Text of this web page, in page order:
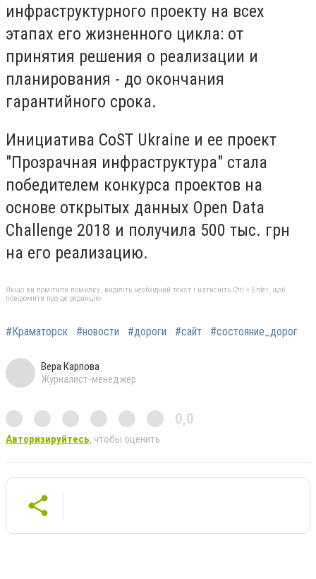
инфраструктурного проекту на всех
этапах его жизненного цикла: от
принятия решения о реализации и
планирования - до окончания
гарантийного срока.
Инициатива CoST Ukraine и ее проект
"Прозрачная инфраструктура" стала
победителем конкурса проектов на
основе открытых данных Open Data
Challenge 2018 и получила 500 тыс. грн
на его реализацию.
Якщо ви помітили помилку, виділіть необхідний текст і натисніть Ctrl + Enter, щоб
повідомити про це редакцію
#Краматорск #новости #дороги #сайт #состояние_дорог
Вера Карпова
Журналист-менеджер
0,0
Авторизируйтесь, чтобы оценить